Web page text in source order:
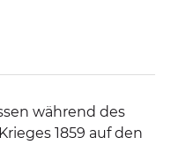
während des
1859 auf den